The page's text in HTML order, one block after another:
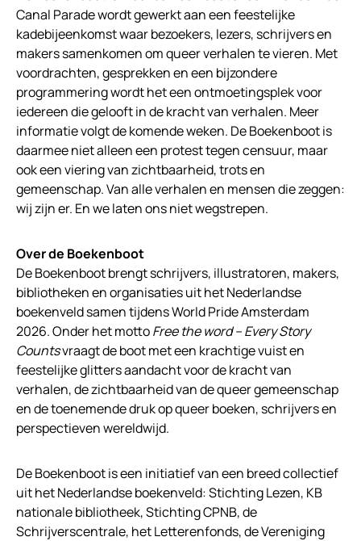
Canal Parade wordt gewerkt aan een feestelijke
kadebijeenkomst waar bezoekers, lezers, schrijvers en
makers samenkomen om queer verhalen te vieren. Met
voordrachten, gesprekken en een bijzondere
programmering wordt het een ontmoetingsplek voor
iedereen die gelooft in de kracht van verhalen. Meer
informatie volgt de komende weken. De Boekenboot is
daarmee niet alleen een protest tegen censuur, maar
ook een viering van zichtbaarheid, trots en
gemeenschap. Van alle verhalen en mensen die zeggen:
wij zijn er. En we laten ons niet wegstrepen.
Over de Boekenboot
De Boekenboot brengt schrijvers, illustratoren, makers,
bibliotheken en organisaties uit het Nederlandse
boekenveld samen tijdens World Pride Amsterdam
2026. Onder het mottoFree the word – Every Story
Countsvraagt de boot met een krachtige vuist en
feestelijke glitters aandacht voor de kracht van
verhalen, de zichtbaarheid van de queer gemeenschap
en de toenemende druk op queer boeken, schrijvers en
perspectieven wereldwijd.
De Boekenboot is een initiatief van een breed collectief
uit het Nederlandse boekenveld: Stichting Lezen, KB
nationale bibliotheek, Stichting CPNB, de
Schrijverscentrale, het Letterenfonds, de Vereniging